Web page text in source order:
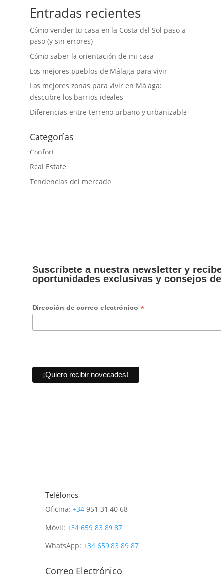
Entradas recientes
Cómo vender tu casa en la Costa del Sol paso a
paso (y sin errores)
Cómo saber la orientación de mi casa
Los mejores pueblos de Málaga para vivir
Las mejores zonas para vivir en Málaga:
descubre los barrios ideales
Diferencias entre terreno urbano y urbanizable
Categorías
Confort
Real Estate
Tendencias del mercado
Suscríbete a nuestra newsletter y
oportunidades exclusivas y consejos
Dirección de correo electrónico *
Teléfonos
Oficina: +34951 31 40 68
Móvil: +34 659 83 89 87
WhatsApp: +34 659 83 89 87
Correo Electrónico